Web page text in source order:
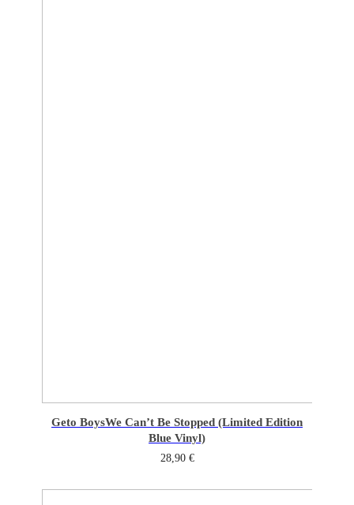
Geto BoysWe Can’t Be Stopped (Limited Edition
Blue Vinyl)
28,90 €